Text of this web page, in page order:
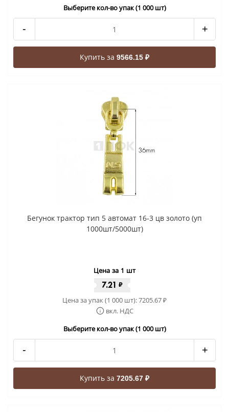
Выберите кол-во упак (1 000 шт)
- +
Купить за 9566.15 ₽
Бегунок трактор тип 5 автомат 16-3 цв золото (уп
1000шт/5000шт)
Цена за 1 шт
7.21 ₽
Цена за упак (1 000 шт):7205.67₽
вкл. НДС
Выберите кол-во упак (1 000 шт)
- +
Купить за 7205.67 ₽